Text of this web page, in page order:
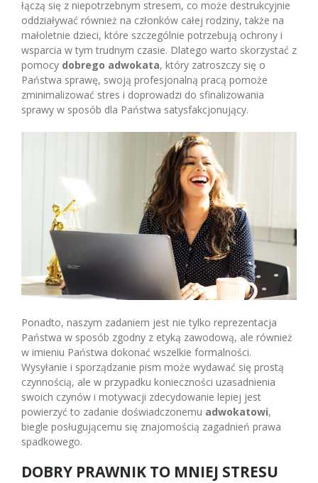
łączą się z niepotrzebnym stresem, co może destrukcyjnie
oddziaływać również na członków całej rodziny, także na
małoletnie dzieci, które szczególnie potrzebują ochrony i
wsparcia w tym trudnym czasie. Dlatego warto skorzystać z
pomocy dobrego adwokata, który zatroszczy się o
Państwa sprawę, swoją profesjonalną pracą pomoże
zminimalizować stres i doprowadzi do sfinalizowania
sprawy w sposób dla Państwa satysfakcjonujący.
Ponadto, naszym zadaniem jest nie tylko reprezentacja
Państwa w sposób zgodny z etyką zawodową, ale również
w imieniu Państwa dokonać wszelkie formalności.
Wysyłanie i sporządzanie pism może wydawać się prostą
czynnością, ale w przypadku konieczności uzasadnienia
swoich czynów i motywacji zdecydowanie lepiej jest
powierzyć to zadanie doświadczonemu adwokatowi,
biegle posługującemu się znajomością zagadnień prawa
spadkowego.
DOBRY PRAWNIK TO MNIEJ STRESU